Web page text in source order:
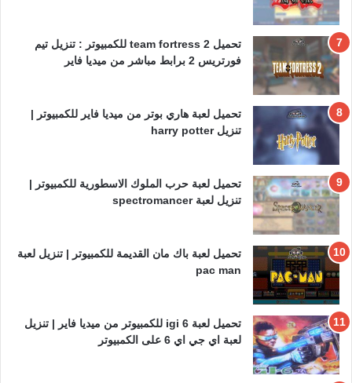
تحميل team fortress 2 للكمبيوتر : تنزيل تيم
فورتريس 2 برابط مباشر من ميديا فاير
تحميل لعبة هاري بوتر من ميديا فاير للكمبيوتر |
تنزيل harry potter
تحميل لعبة حرب الملوك الاسطورية للكمبيوتر |
تنزيل لعبة spectromancer
تحميل لعبة باك مان القديمة للكمبيوتر | تنزيل لعبة
pac man
تحميل لعبة igi 6 للكمبيوتر من ميديا فاير | تنزيل
لعبة اي جي اي 6 على الكمبيوتر